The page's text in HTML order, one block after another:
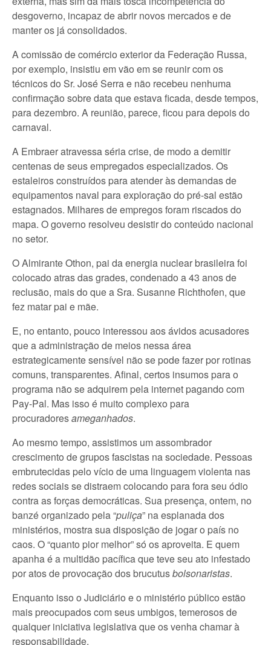
desgoverno, incapaz de abrir novos mercados e de
manter os já consolidados.
A comissão de comércio exterior da Federação Russa,
por exemplo, insistiu em vão em se reunir com os
técnicos do Sr. José Serra e não recebeu nenhuma
confirmação sobre data que estava ficada, desde tempos,
para dezembro. A reunião, parece, ficou para depois do
carnaval.
A Embraer atravessa séria crise, de modo a demitir
centenas de seus empregados especializados. Os
estaleiros construídos para atender às demandas de
equipamentos naval para exploração do pré-sal estão
estagnados. Milhares de empregos foram riscados do
mapa. O governo resolveu desistir do conteúdo nacional
no setor.
O Almirante Othon, pai da energia nuclear brasileira foi
colocado atras das grades, condenado a 43 anos de
reclusão, mais do que a Sra. Susanne Richthofen, que
fez matar pai e mãe.
E, no entanto, pouco interessou aos ávidos acusadores
que a administração de meios nessa área
estrategicamente sensível não se pode fazer por rotinas
comuns, transparentes. Afinal, certos insumos para o
programa não se adquirem pela internet pagando com
Pay-Pal. Mas isso é muito complexo para
procuradoresameganhados.
Ao mesmo tempo, assistimos um assombrador
crescimento de grupos fascistas na sociedade. Pessoas
embrutecidas pelo vício de uma linguagem violenta nas
redes sociais se distraem colocando para fora seu ódio
contra as forças democráticas. Sua presença, ontem, no
banzé organizado pela “puliça” na esplanada dos
ministérios, mostra sua disposição de jogar o país no
caos. O “quanto pior melhor” só os aproveita. E quem
apanha é a multidão pacífica que teve seu ato infestado
por atos de provocação dos brucutusbolsonaristas.
Enquanto isso o Judiciário e o ministério público estão
mais preocupados com seus umbigos, temerosos de
qualquer iniciativa legislativa que os venha chamar à
responsabilidade.